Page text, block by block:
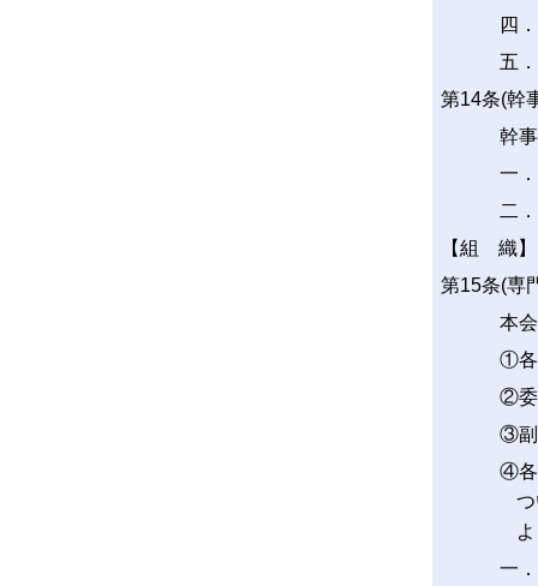
四
五
第14条(幹
幹
一
二
【組 織】
第15条(専
本
①各
②委
③副
④各
一